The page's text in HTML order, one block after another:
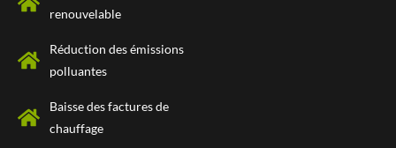
renouvelable
Réduction des émissions
polluantes
Baisse des factures de
chauffage